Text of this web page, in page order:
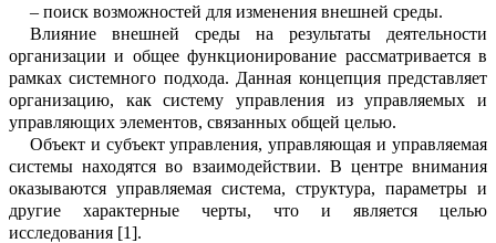
– поиск возможностей для изменения внешней среды.
Влияниевнешней среды на результаты деятельности
организациии общеефункционирование рассматриваетсяв
рамках системного подхода. Данная концепция представляет
организацию, как систему управления из управляемых и
управляющих элементов, связанных общей целью.
Объект и субъект управления, управляющая и управляемая
системы находятся во взаимодействии. В центре внимания
оказываются управляемая система, структура, параметры и
другие характерные черты, что и является целью
исследования [1].